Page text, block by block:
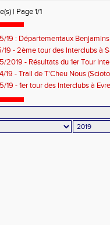
| Page 1/1
19 : Départementaux
19 - 2ème tour des Interclubs à
2019 - Résultats du 1er Tour
19 - Trail de T'Cheu Nous
19 - 1er tour des Interclubs à